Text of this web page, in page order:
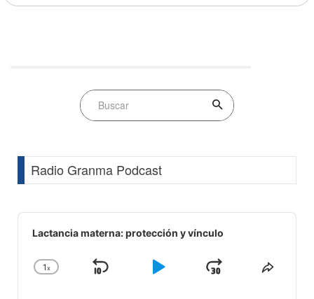
Radio Granma Podcast
Audio
Player
Lactancia materna: protección y vínculo
Change
1x
Skip
Play
JumpShare